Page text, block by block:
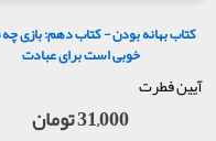
کتاب بهانه بودن - کتاب دهم: بازی
خوبی است برای عبادت
آیین فطرت
31,000 تومان